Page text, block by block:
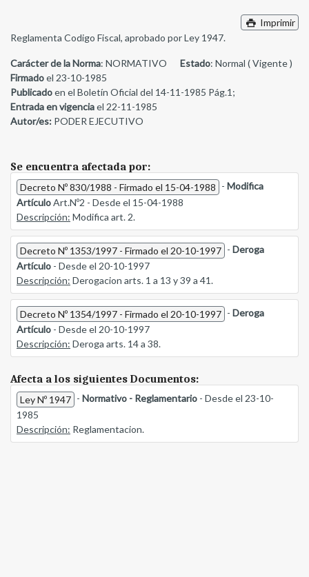
Imprimir
Reglamenta Codigo Fiscal, aprobado por Ley 1947.
Carácter de la Norma: NORMATIVO Estado: Normal ( Vigente )
Firmadoel 23-10-1985
Publicadoen el Boletín Oficial del 14-11-1985 Pág.1;
Entrada en vigenciael 22-11-1985
Autor/es: PODER EJECUTIVO
Se encuentra afectada por:
Decreto Nº 830/1988 - Firmado el 15-04-1988 - Modifica
ArtículoArt.Nº2 - Desde el 15-04-1988
Descripción: Modifica art. 2.
Decreto Nº 1353/1997 - Firmado el 20-10-1997 - Deroga
Artículo - Desde el 20-10-1997
Descripción: Derogacion arts. 1 a 13 y 39 a 41.
Decreto Nº 1354/1997 - Firmado el 20-10-1997 - Deroga
Artículo - Desde el 20-10-1997
Descripción: Deroga arts. 14 a 38.
Afecta a los siguientes Documentos:
Ley Nº 1947 - Normativo - Reglamentario - Desde el 23-10-
1985
Descripción: Reglamentacion.